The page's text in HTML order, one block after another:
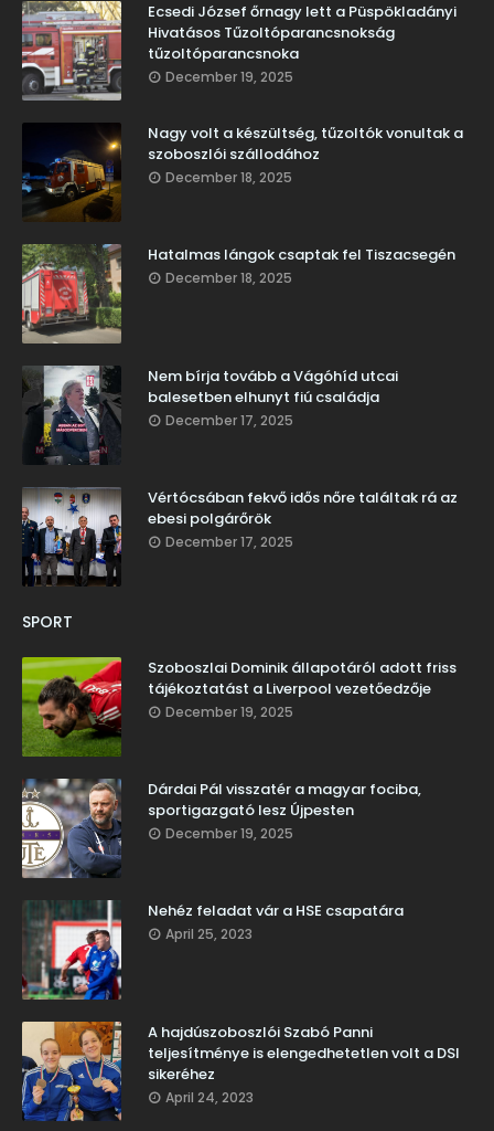
Ecsedi József őrnagy lett a Püspökladányi
Hivatásos Tűzoltóparancsnokság
tűzoltóparancsnoka
December 19, 2025
Nagy volt a készültség, tűzoltók vonultak a
szoboszlói szállodához
December 18, 2025
Hatalmas lángok csaptak fel Tiszacsegén
December 18, 2025
Nem bírja tovább a Vágóhíd utcai
balesetben elhunyt fiú családja
December 17, 2025
Vértócsában fekvő idős nőre találtak rá az
ebesi polgárőrök
December 17, 2025
SPORT
Szoboszlai Dominik állapotáról adott friss
tájékoztatást a Liverpool vezetőedzője
December 19, 2025
Dárdai Pál visszatér a magyar fociba,
sportigazgató lesz Újpesten
December 19, 2025
Nehéz feladat vár a HSE csapatára
April 25, 2023
A hajdúszoboszlói Szabó Panni
teljesítménye is elengedhetetlen volt a DSI
sikeréhez
April 24, 2023